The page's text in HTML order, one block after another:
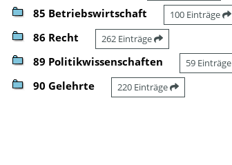
85 Betriebswirtschaft 100 Einträge
86 Recht 262 Einträge
89 Politikwissenschaften 59 Einträge
90 Gelehrte 220 Einträge